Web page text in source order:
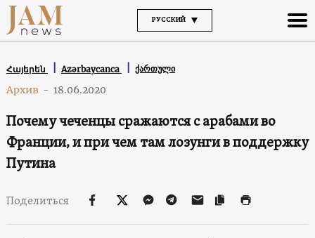
РУССКИЙ
Հայերեն Azərbaycanca ქართული
Архив - 18.06.2020
Почему чеченцы сражаются с арабами во
Франции, и при чем там лозунги в поддержку
Путина
Поделиться